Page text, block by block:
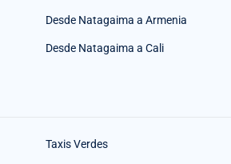
Desde Natagaima a Armenia
Desde Natagaima a Cali
Taxis Verdes